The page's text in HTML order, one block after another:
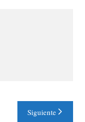
Siguiente